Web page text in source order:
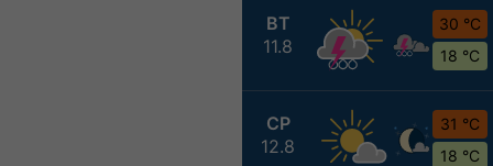
ВТ
11.8
30 °C
18 °C
СР
12.8
31 °C
18 °C